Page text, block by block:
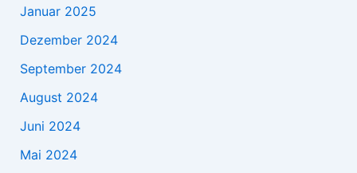
Januar 2025
Dezember 2024
September 2024
August 2024
Juni 2024
Mai 2024